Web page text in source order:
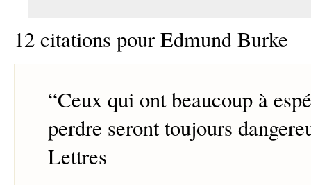
12 citations pour Edmund Burke
“Ceux qui ont beaucoup à
perdre seront toujours
Lettres